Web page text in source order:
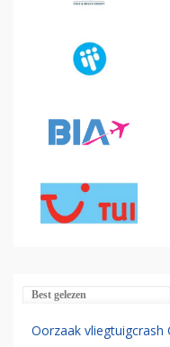
Best gelezen
Oorzaak vliegtuigcrash